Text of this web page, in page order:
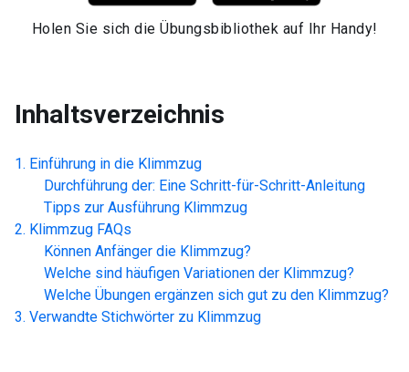
Holen Sie sich die Übungsbibliothek auf Ihr Handy!
Inhaltsverzeichnis
Einführung in die Klimmzug
Durchführung der: Eine Schritt-für-Schritt-Anleitung
Tipps zur Ausführung Klimmzug
Klimmzug FAQs
Können Anfänger die Klimmzug?
Welche sind häufigen Variationen der Klimmzug?
Welche Übungen ergänzen sich gut zu den Klimmzug?
Verwandte Stichwörter zu Klimmzug